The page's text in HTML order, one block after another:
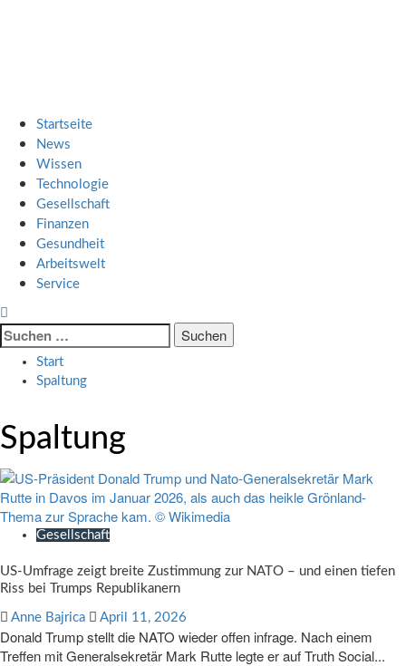
Startseite
News
Wissen
Technologie
Gesellschaft
Finanzen
Gesundheit
Arbeitswelt
Service
Suche
nach:
Start
Spaltung
Spaltung
Gesellschaft
US-Umfrage zeigt breite Zustimmung zur NATO – und einen tiefen
Riss bei Trumps Republikanern
Anne Bajrica April 11, 2026
Donald Trump stellt die NATO wieder offen infrage. Nach einem
Treffen mit Generalsekretär Mark Rutte legte er auf Truth Social...